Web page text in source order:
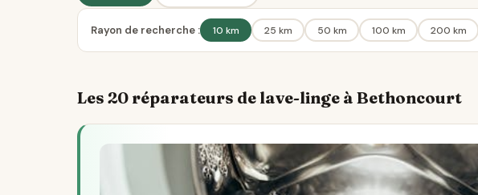
Rayon de recherche : 10 km 25 km 50 km 100 km 200 km
Les 20 réparateurs de lave-linge à Bethoncourt